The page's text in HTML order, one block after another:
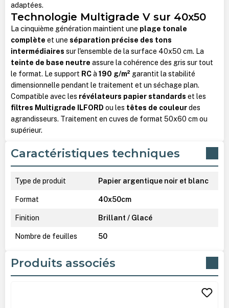
adaptées.
Technologie Multigrade V sur 40x50
La cinquième génération maintient une plage tonale
complète et une séparation précise des tons
intermédiaires sur l'ensemble de la surface 40x50 cm. La
teinte de base neutre assure la cohérence des gris sur tout
le format. Le support RCà 190 g/m²garantit la stabilité
dimensionnelle pendant le traitement et un séchage plan.
Compatible avec les révélateurs papier standards et les
filtres Multigrade ILFORD ou les têtes de couleurdes
agrandisseurs. Traitement en cuves de format 50x60 cm ou
supérieur.
Caractéristiques techniques
Type de produit Papier argentique noir et blanc
Format 40x50cm
Finition Brillant / Glacé
Nombre de feuilles 50
Produits associés